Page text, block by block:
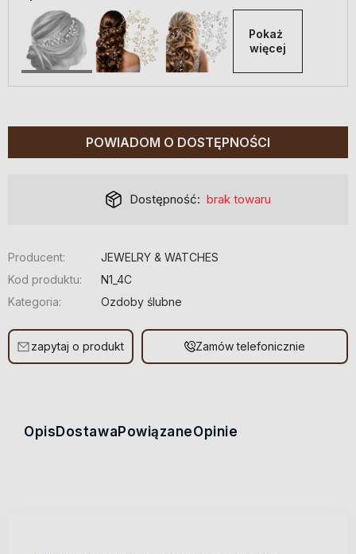
Pokaż
więcej
POWIADOM O DOSTĘPNOŚCI
Dostępność: brak towaru
Producent:
JEWELRY & WATCHES
Kod produktu:
N1_4C
Kategoria:
Ozdoby ślubne
zapytaj o produkt Zamów telefonicznie
Opis Dostawa PowiązaneOpinie